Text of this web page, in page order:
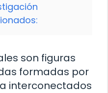
son figuras
formadas por
interconectados